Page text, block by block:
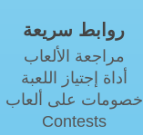
روابط سريعة
مراجعة الألعاب
أداة إجتياز اللعبة
خصومات على ألعاب
Contests